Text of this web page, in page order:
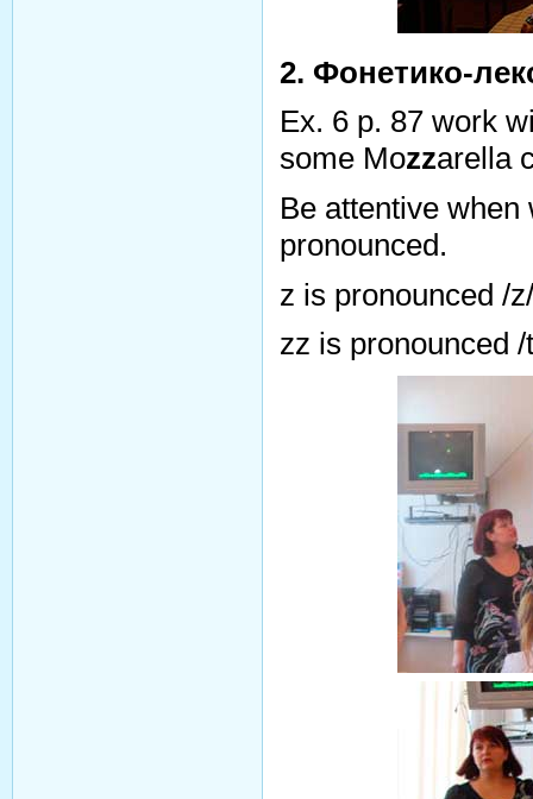
2. Фонетико-
Ex. 6 p. 87 work
some Mozzarella
Be attentive
pronounced.
z is pronounced /
zz is pronounced